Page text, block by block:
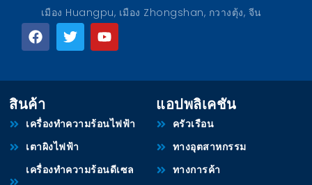
เมือง Huangpu, เมือง Zhongshan, กวางตุ้ง, จีน
สินค้า
เครื่องทำความร้อนไฟฟ้า
เตาผิงไฟฟ้า
เครื่องทำความร้อนดีเซล
แอปพลิเคชัน
ครัวเรือน
ทางอุตสาหกรรม
ทางการค้า